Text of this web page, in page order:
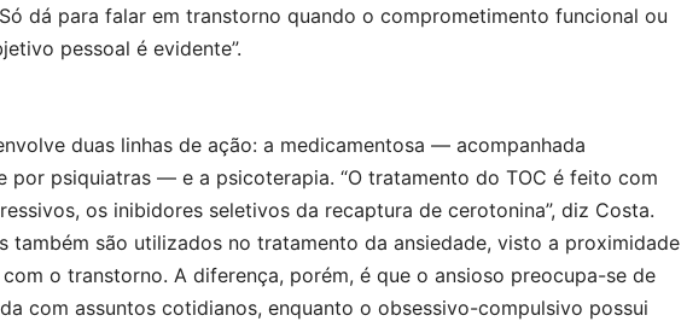
dá para falar em transtorno quando o comprometimento funcional ou
pessoal é evidente”.
duas linhas de ação: a medicamentosa — acompanhada
por psiquiatras — e a psicoterapia. “O tratamento do TOC é feito com
os inibidores seletivos da recaptura de cerotonina”, diz Costa.
também são utilizados no tratamento da ansiedade, visto a proximidade
o transtorno. A diferença, porém, é que o ansioso preocupa-se de
com assuntos cotidianos, enquanto o obsessivo-compulsivo possui